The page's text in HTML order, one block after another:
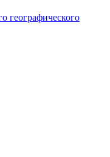
географического